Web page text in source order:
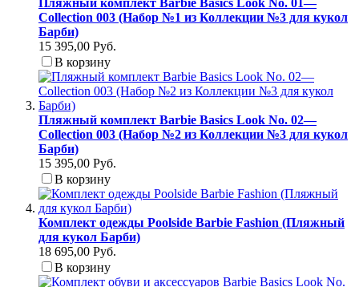
Пляжный комплект Barbie Basics Look No. 01—
Collection 003 (Набор №1 из Коллекции №3 для кукол
Барби)
15 395,00 Руб.
В корзину
Пляжный комплект Barbie Basics Look No. 02—
Collection 003 (Набор №2 из Коллекции №3 для кукол
Барби)
15 395,00 Руб.
В корзину
Комплект одежды Poolside Barbie Fashion (Пляжный
для кукол Барби)
18 695,00 Руб.
В корзину